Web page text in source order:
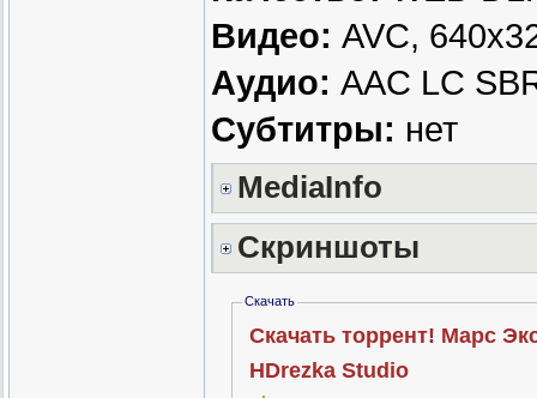
Видео: AVC,
Аудио: AAC LC
Субтитры: нет
MediaInfo
Скриншоты
Скачать
Скачать торрент! Марс
HDrezka Studio